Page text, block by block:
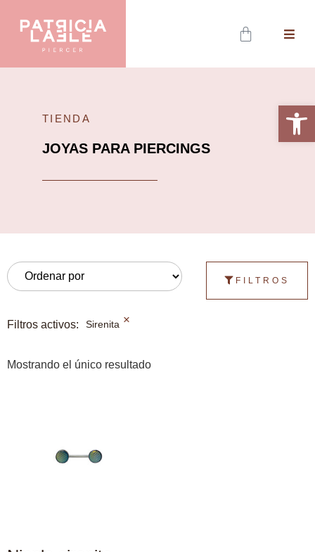
Abrir
TIENDA
JOYAS PARA PIERCINGS
FILTROS
Filtros activos: Sirenita ×
Mostrando el único resultado